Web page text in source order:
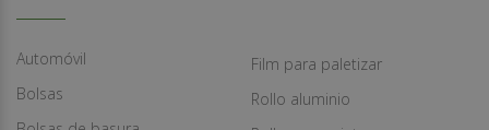
Automóvil
Bolsas
Film para paletizar
Rollo aluminio